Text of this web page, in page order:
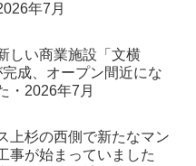
年7月
しい商業施設「文横
成、オープン間近にな
・2026年7月
上杉の西側で新たなマン
事が始まっていました